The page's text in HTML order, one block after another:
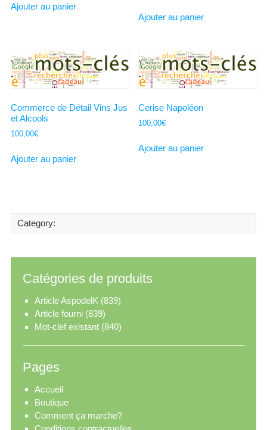
Ajouter au panier
Ajouter au panier
Commerce de Détail Vins Jus
et Alcools
100,00€
Ajouter au panier
Cerise Napoléon
100,00€
Ajouter au panier
Category:
Catégories de produits
Article AspodelK (839)
Article fourni (839)
Mot-clef existant (840)
Pages
Accueil
Boutique
Comment ça marche?